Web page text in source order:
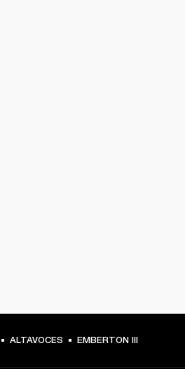
ALTAVOCES EMBERTON III